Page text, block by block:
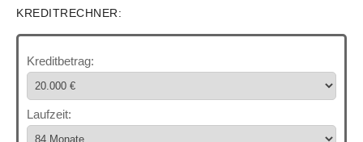
KREDITRECHNER:
Kreditbetrag:
Laufzeit: